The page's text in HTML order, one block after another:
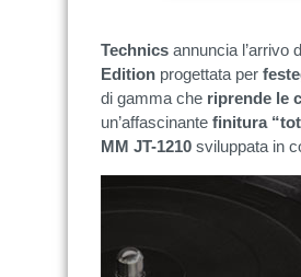
Technics annuncia l’arrivo
Edition progettata per
di gamma che riprende le
un’affascinante finitura
MM JT-1210 sviluppata in